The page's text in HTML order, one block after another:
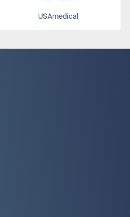
USAmedical